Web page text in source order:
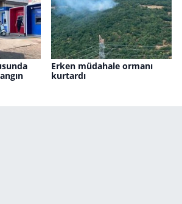
Erken müdahale ormanı
kurtardı